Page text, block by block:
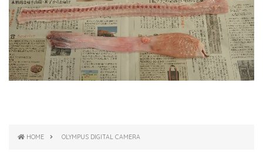
HOME OLYMPUS DIGITAL CAMERA